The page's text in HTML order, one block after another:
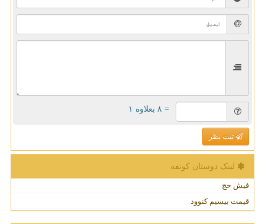
= ۸ بعلاوه ۱
ثبت نظر
لینک دوستان كونفه
فیش حج
قیمت بیسیم کنوود